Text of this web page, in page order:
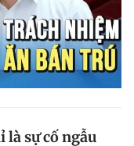
sự cố ngẫu